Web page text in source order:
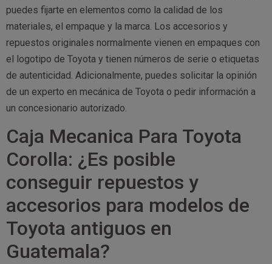
puedes fijarte en elementos como la calidad de los
materiales, el empaque y la marca. Los accesorios y
repuestos originales normalmente vienen en empaques con
el logotipo de Toyota y tienen números de serie o etiquetas
de autenticidad. Adicionalmente, puedes solicitar la opinión
de un experto en mecánica de Toyota o pedir información a
un concesionario autorizado.
Caja Mecanica Para Toyota
Corolla: ¿Es posible
conseguir repuestos y
accesorios para modelos de
Toyota antiguos en
Guatemala?